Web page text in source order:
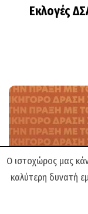
Εκλογές
Ο ιστοχώρος μας
καλύτερη δυνατή